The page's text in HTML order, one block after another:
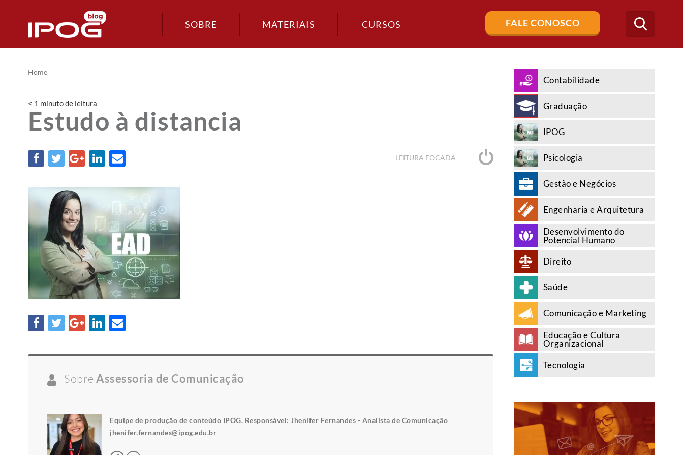
SOBRE MATERIAIS CURSOS FALE CONOSCO
Buscar
no
blog
Home
< 1 minutode leitura
Estudo à distancia
LEITURA FOCADA
Sobre Assessoria de Comunicação
Equipe de produção de conteúdo IPOG. Responsável: Jhenifer Fernandes - Analista de Comunicação
jhenifer.fernandes@ipog.edu.br
Contabilidade
Graduação
IPOG
Psicologia
Gestão e Negócios
Engenharia e Arquitetura
Desenvolvimento do
Potencial Humano
Direito
Saúde
Comunicação e Marketing
Educação e Cultura
Organizacional
Tecnologia